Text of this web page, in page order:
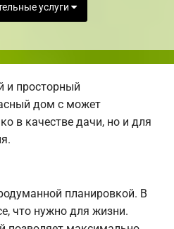
услуги
и просторный
дом с может
в качестве дачи, но и для
планировкой. В
что нужно для жизни.